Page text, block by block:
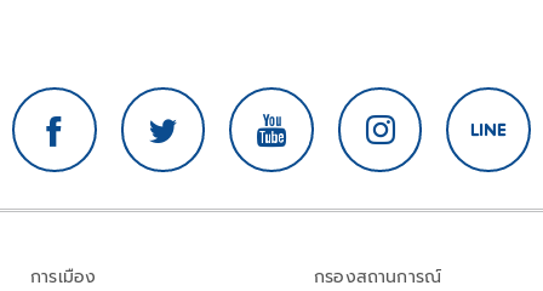
การเมือง
กรองสถานการณ์